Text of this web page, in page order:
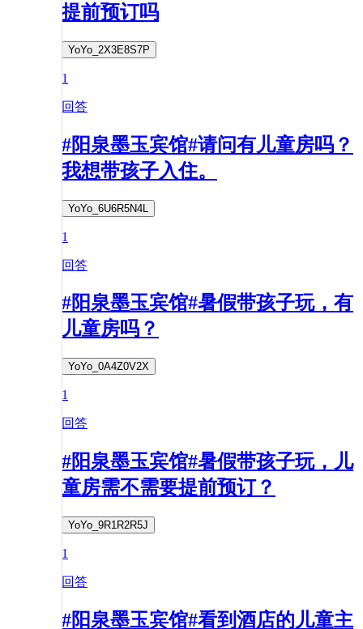
提前预订吗
YoYo_2X3E8S7P
1
回答
#阳泉墨玉宾馆#请问有儿童房吗？
我想带孩子入住。
YoYo_6U6R5N4L
1
回答
#阳泉墨玉宾馆#暑假带孩子玩，有
儿童房吗？
YoYo_0A4Z0V2X
1
回答
#阳泉墨玉宾馆#暑假带孩子玩，儿
童房需不需要提前预订？
YoYo_9R1R2R5J
1
回答
#阳泉墨玉宾馆#看到酒店的儿童主